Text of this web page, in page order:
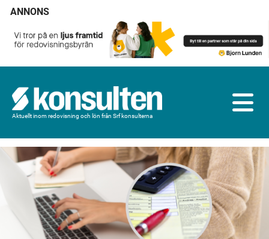
ANNONS
Aktuellt inom redovisning och lön från Srf konsulterna